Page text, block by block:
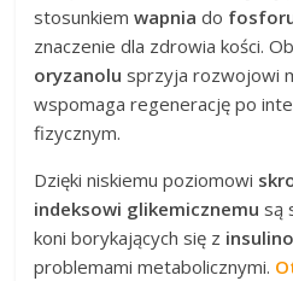
stosunkiemwapnia do
znaczenie dla zdrowia kości.
oryzanolu sprzyja rozwojowi
wspomaga regenerację po
fizycznym.
Dzięki niskiemu poziomowi
indeksowi glikemicznemu są
koni borykających się z
problemami metabolicznymi.